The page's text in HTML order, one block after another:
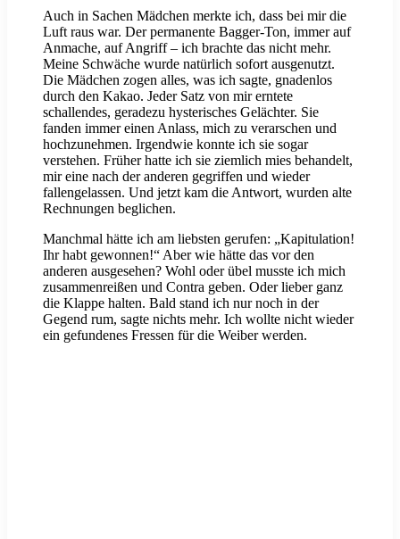
Auch in Sachen Mädchen merkte ich, dass bei mir die
Luft raus war. Der permanente Bagger-Ton, immer auf
Anmache, auf Angriff – ich brachte das nicht mehr.
Meine Schwäche wurde natürlich sofort ausgenutzt.
Die Mädchen zogen alles, was ich sagte, gnadenlos
durch den Kakao. Jeder Satz von mir erntete
schallendes, geradezu hysterisches Gelächter. Sie
fanden immer einen Anlass, mich zu verarschen und
hochzunehmen. Irgendwie konnte ich sie sogar
verstehen. Früher hatte ich sie ziemlich mies behandelt,
mir eine nach der anderen gegriffen und wieder
fallengelassen. Und jetzt kam die Antwort, wurden alte
Rechnungen beglichen.
Manchmal hätte ich am liebsten gerufen: „Kapitulation!
Ihr habt gewonnen!“ Aber wie hätte das vor den
anderen ausgesehen? Wohl oder übel musste ich mich
zusammenreißen und Contra geben. Oder lieber ganz
die Klappe halten. Bald stand ich nur noch in der
Gegend rum, sagte nichts mehr. Ich wollte nicht wieder
ein gefundenes Fressen für die Weiber werden.